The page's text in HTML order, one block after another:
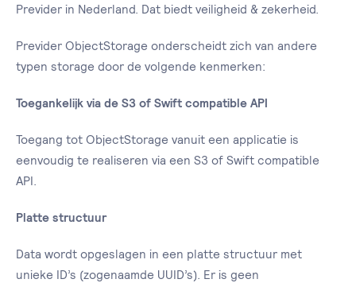
Previder in Nederland. Dat biedt veiligheid & zekerheid.
Previder ObjectStorage onderscheidt zich van andere
typen storage door de volgende kenmerken:
Toegankelijk via de S3 of Swift compatible API
Toegang tot ObjectStorage vanuit een applicatie is
eenvoudig te realiseren via een S3 of Swift compatible
API.
Platte structuur
Data wordt opgeslagen in een platte structuur met
unieke ID’s (zogenaamde UUID’s). Er is geen